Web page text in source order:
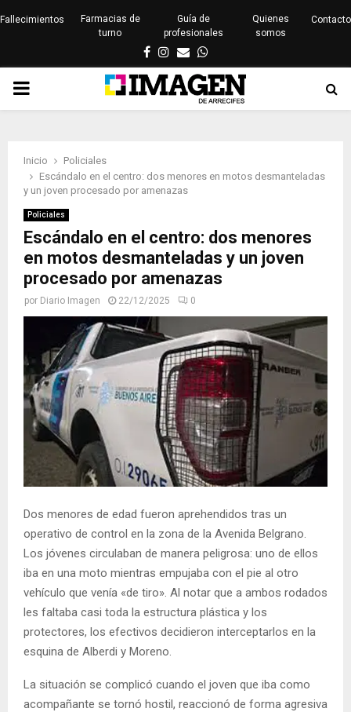
Fallecimientos
Farmacias de
turno
Guía de
profesionales
Quienes
somos
Contacto
Facebook
Instagram
EmailWhatsapp
PRIMARY
Inicio
Policiales
Escándalo en el centro: dos menores en motos desmanteladas
y un joven procesado por amenazas
Policiales
Escándalo en el centro: dos menores
en motos desmanteladas y un joven
procesado por amenazas
por Diario Imagen 22/12/2025 0
Dos menores de edad fueron aprehendidos tras un
operativo de control en la zona de la Avenida Belgrano.
Los jóvenes circulaban de manera peligrosa: uno de ellos
iba en una moto mientras empujaba con el pie al otro
vehículo que venía «de tiro». Al notar que a ambos rodados
les faltaba casi toda la estructura plástica y los
protectores, los efectivos decidieron interceptarlos en la
esquina de Alberdi y Moreno.
La situación se complicó cuando el joven que iba como
acompañante se tornó hostil, reaccionó de forma agresiva